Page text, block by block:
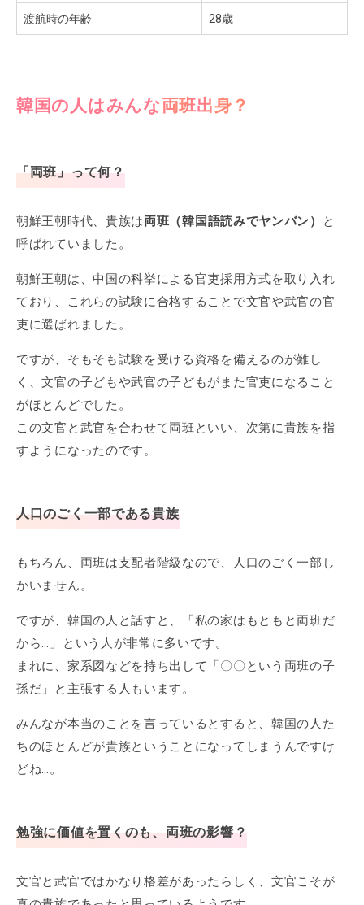
渡航時の年齢 28歳
韓国の人はみんな両班出身？
「両班」って何？
朝鮮王朝時代、貴族は両班（韓国語読みでヤンバン）
と
呼ばれていました。
朝鮮王朝は、中国の科挙による官吏採用方式を取り入れ
ており、これらの試験に合格することで文官や武官の官
吏に選ばれました。
ですが、そもそも試験を受ける資格を備えるのが難し
く、文官の子どもや武官の子どもがまた官吏になること
がほとんどでした。
この文官と武官を合わせて両班といい、次第に貴族を指
すようになったのです。
人口のごく一部である貴族
もちろん、両班は支配者階級なので、人口のごく一部し
かいません。
ですが、韓国の人と話すと、「私の家はもともと両班だ
から…」という人が非常に多いです。
まれに、家系図などを持ち出して「〇〇という両班の子
孫だ」と主張する人もいます。
みんなが本当のことを言っているとすると、韓国の人た
ちのほとんどが貴族ということになってしまうんですけ
どね…。
勉強に価値を置くのも、両班の影響？
文官と武官ではかなり格差があったらしく、文官こそが